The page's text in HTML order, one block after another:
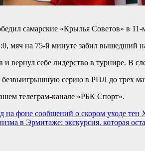
самарские «Крылья Советов» в
мяч на 75-й минуте забил вышедший
и вернул себе лидерство в турнире. В
серию в РПЛ до трех
телеграм-канале «РБК Спорт».
фоне сообщений о скором уходе тен
в Эрмитаже: экскурсия, которая